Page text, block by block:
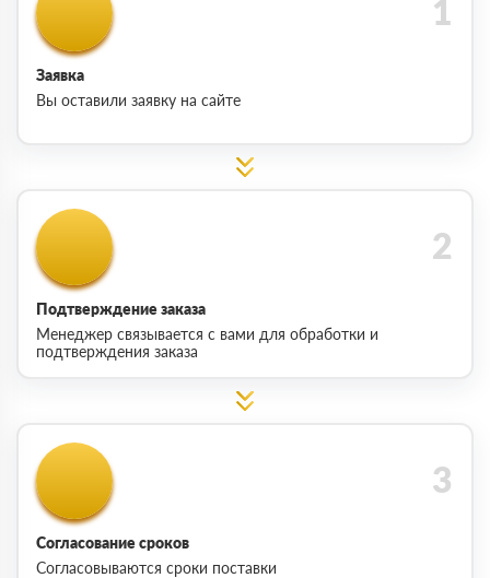
Заявка
Вы оставили заявку на сайте
Подтверждение заказа
Менеджер связывается с вами для обработки и
подтверждения заказа
Согласование сроков
Согласовываются сроки поставки